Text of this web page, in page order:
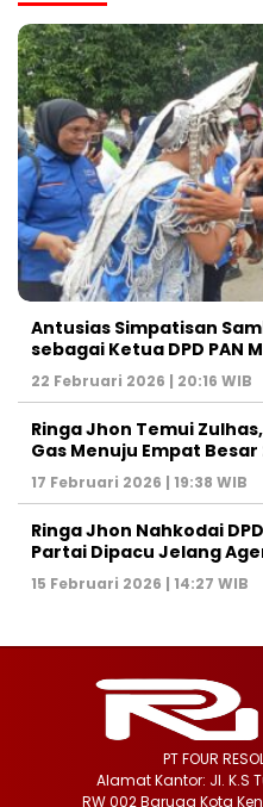
Antusias Simpatisan
sebagai Ketua DPD PAN
22 Februari 2026 | 20:16 WIB
Ringa Jhon Temui
Gas Menuju Empat Besar
17 Februari 2026 | 19:38 WIB
Ringa Jhon Nahkodai
Partai Dipacu Jelang
15 Februari 2026 | 14:27 WIB
PT FOUR
Alamat Kantor: Jl. K.S
RW 002 Baruga Kota